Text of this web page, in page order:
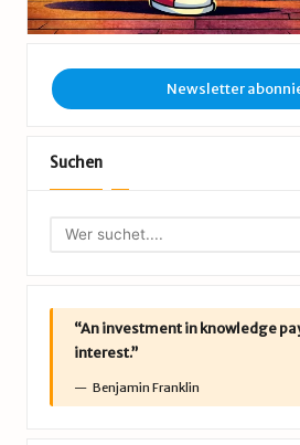
Newsletter
Suchen
“An investment in knowledge
interest.”
Benjamin Franklin